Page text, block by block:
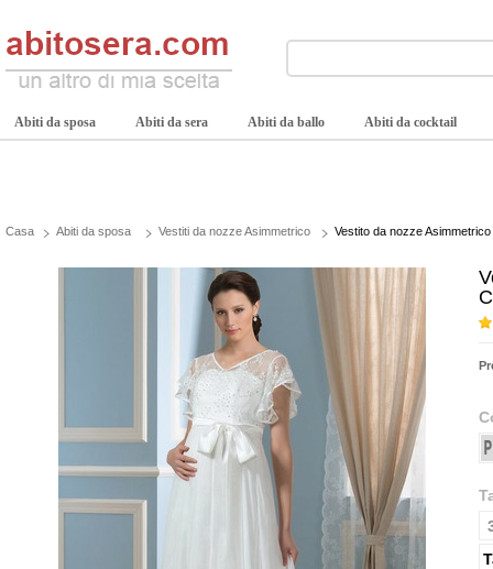
Abiti da sposa Abiti da sera Abiti da ballo Abiti da cocktail
Casa Abiti da sposa Vestiti da nozze Asimmetrico Vestito da nozze